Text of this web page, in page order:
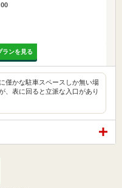
ランを見る
僅かな駐車スペースしか無い場
、表に回ると立派な入口があり